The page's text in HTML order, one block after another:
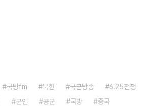
국방fm 북한 국군방송
6.25전쟁
군인 공군 국방
중국